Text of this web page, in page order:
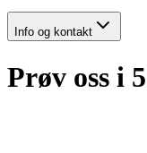
Info og kontakt
Prøv oss i